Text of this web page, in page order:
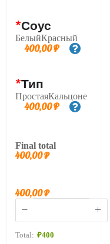
*Соус
БелыйКрасный
400,00₽
*Тип
ПростаяКальцоне
400,00₽
Final total
400,00₽
400,00₽
Total: ₽400